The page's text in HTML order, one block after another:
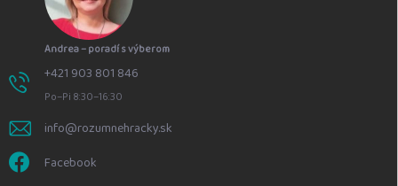
Andrea – poradí s výberom
+421 903 801 846
Po–Pi 8:30–16:30
info@rozumnehracky.sk
Facebook